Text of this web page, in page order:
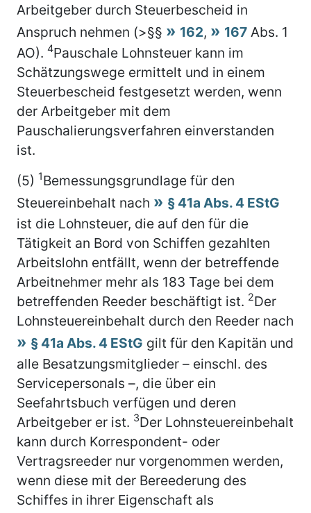
Arbeitgeber durch Steuerbescheid in
Anspruch nehmen (>§§
162, 167 Abs. 1
AO). 4Pauschale Lohnsteuer kann im
Schätzungswege ermittelt und in einem
Steuerbescheid festgesetzt werden, wenn
der Arbeitgeber mit dem
Pauschalierungsverfahren einverstanden
ist.
(5) 1Bemessungsgrundlage für den
Steuereinbehalt nach
§ 41a Abs. 4 EStG
ist die Lohnsteuer, die auf den für die
Tätigkeit an Bord von Schiffen gezahlten
Arbeitslohn entfällt, wenn der betreffende
Arbeitnehmer mehr als 183 Tage bei dem
betreffenden Reeder beschäftigt ist. 2Der
Lohnsteuereinbehalt durch den Reeder nach
§ 41a Abs. 4 EStG gilt für den Kapitän und
alle Besatzungsmitglieder – einschl. des
Servicepersonals –, die über ein
Seefahrtsbuch verfügen und deren
Arbeitgeber er ist. 3Der Lohnsteuereinbehalt
kann durch Korrespondent- oder
Vertragsreeder nur vorgenommen werden,
wenn diese mit der Bereederung des
Schiffes in ihrer Eigenschaft als